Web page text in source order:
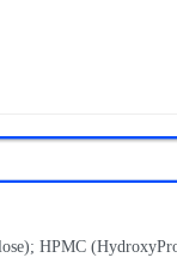
HPMC